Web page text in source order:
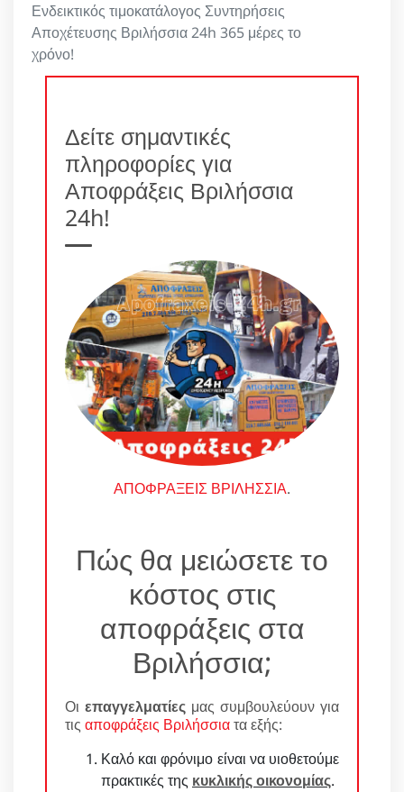
Ενδεικτικός τιμοκατάλογος Συντηρήσεις
Αποχέτευσης Βριλήσσια 24h 365 μέρες το
χρόνο!
Δείτε σημαντικές
πληροφορίες για
Αποφράξεις Βριλήσσια
24h!
ΑΠΟΦΡΑΞΕΙΣ ΒΡΙΛΗΣΣΙΑ.
Πώς θα μειώσετε το
κόστος στις
αποφράξεις στα
Βριλήσσια;
Οι επαγγελματίες μας συμβουλεύουν για
τις αποφράξεις Βριλήσσιατα εξής:
Καλό και φρόνιμο είναι να υιοθετούμε
πρακτικές της κυκλικής οικονομίας.